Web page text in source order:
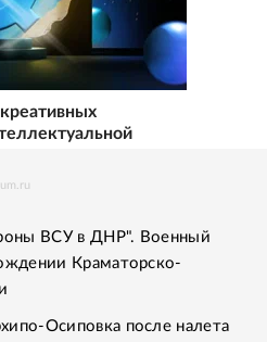
ВСУ в ДНР". Военный
Краматорско-
Осиповка после налета